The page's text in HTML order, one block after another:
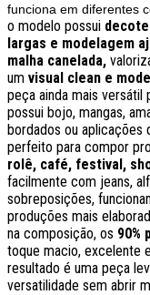
funciona em diferentes
o modelo possui
largas e modelagem
malha canelada,
um visual clean e
peça ainda mais versátil
possui bojo, mangas,
bordados ou aplicações
perfeito para compor
rolê, café, festival,
facilmente com jeans,
sobreposições,
produções mais
na composição, os 90%
toque macio, excelente
resultado é uma peça
versatilidade sem abrir